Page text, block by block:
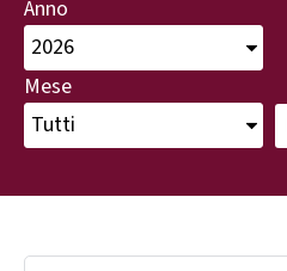
Anno
Mese